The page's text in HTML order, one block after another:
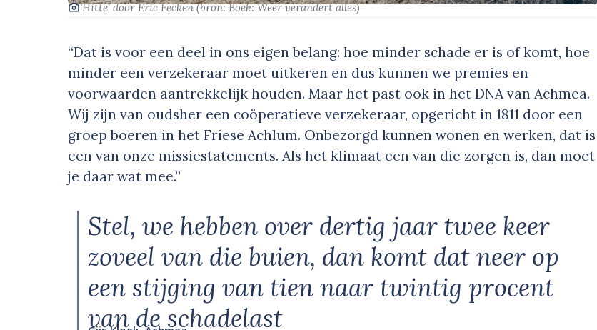
‘Hitte’door Eric Fecken(bron: Boek: Weer verandert alles)
“Dat is voor een deel in ons eigen belang: hoe minder schade er is of komt, hoe
minder een verzekeraar moet uitkeren en dus kunnen we premies en
voorwaarden aantrekkelijk houden. Maar het past ook in het DNA van Achmea.
Wij zijn van oudsher een coöperatieve verzekeraar, opgericht in 1811 door een
groep boeren in het Friese Achlum. Onbezorgd kunnen wonen en werken, dat is
een van onze missiestatements. Als het klimaat een van die zorgen is, dan moet
je daar wat mee.”
Stel, we hebben over dertig jaar twee keer
zoveel van die buien, dan komt dat neer op
een stijging van tien naar twintig procent
van de schadelast